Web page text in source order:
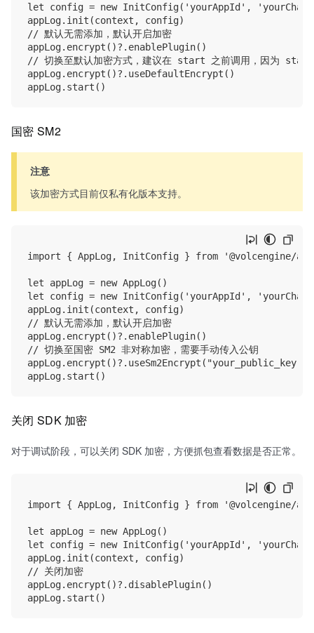
let config = new InitConfig('yourAppId',
appLog.init(context, config)
// 默认无需添加，默认开启加密
appLog.encrypt()?.enablePlugin()
// 切换至默认加密方式，建议在 start 之前调用，因为 start
appLog.encrypt()?.useDefaultEncrypt()
国密 SM2
注意
该加密方式目前仅私有化版本支持。
import { AppLog, InitConfig } from '@volcengine/
let appLog = new AppLog()
let config = new InitConfig('yourAppId',
appLog.init(context, config)
// 默认无需添加，默认开启加密
appLog.encrypt()?.enablePlugin()
// 切换至国密 SM2 非对称加密，需要手动传入公钥
appLog.encrypt()?.useSm2Encrypt("your_public_key")
关闭 SDK 加密
对于调试阶段，可以关闭 SDK 加密，方便抓包查看数据是否正常。
import { AppLog, InitConfig } from '@volcengine/
let appLog = new AppLog()
let config = new InitConfig('yourAppId',
appLog.init(context, config)
// 关闭加密
appLog.encrypt()?.disablePlugin()